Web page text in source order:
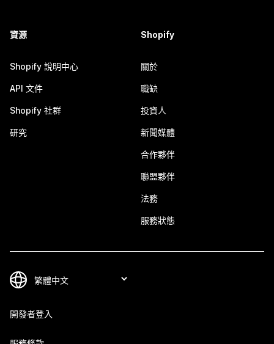
資源
Shopify 說明中心
API 文件
Shopify 社群
研究
Shopify
關於
職缺
投資人
新聞媒體
合作夥伴
聯盟夥伴
法務
服務狀態
開發者登入